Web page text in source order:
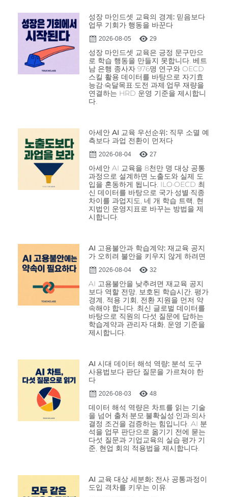
성장 마인드셋 교육의 경계: 믿음보다
업무 기회가 행동을 바꾼다
2026-08-05 29
성장 마인드셋 교육은 긍정 문구만으
로 학습 행동을 만들지 못합니다. 베트
남 은행 종사자 976명 연구와 OECD
스킬 활용 데이터를 바탕으로 자기효
능감·숙달목표·도전 과제·업무 재량을
연결하는 HRD 운영 기준을 제시합니
다.
아세안 AI 교육 우선순위: 직무 소멸 예
측보다 과업 전환이 먼저다
2026-08-04 27
아세안 AI 교육을 8천만 명 대상 공통
과정으로 설계하면 노출도와 실제 도
입을 혼동하게 됩니다. ILO·OECD 최
신 데이터를 바탕으로 국가·성별·직종
차이를 과업지도, 네 개 학습 트랙, 현
지법인 운영지표로 바꾸는 방법을 제
시합니다.
AI 고용불안과 학습계약: 재교육 공지
가 오히려 불안을 키우지 않게 하려면
2026-08-04 32
AI 고용불안을 낮추려면 재교육 공지
보다 역할 전망, 보호된 학습시간, 평가
경계, 적용 기회, 전환 지원을 먼저 약
속해야 합니다. 최신 글로벌 데이터를
바탕으로 직원의 다섯 질문에 답하는
학습계약과 관리자 대화, 운영 기준을
제시합니다.
AI 시대 데이터 해석 역량: 분석 도구
사용법보다 판단 질문을 가르쳐야 한
다
2026-08-03 48
데이터 해석 역량은 차트를 읽는 기술
을 넘어 출처·분모·불확실성·인과·의사
결정 조건을 검증하는 힘입니다. AI 분
석을 업무 판단으로 옮기기 전에 묻는
다섯 질문과 기업교육의 실습·평가 기
준, 현업 회의 적용법을 제시합니다.
AI 교육 대상 세분화: 전사 공통과정이
도입 격차를 키우는 이유